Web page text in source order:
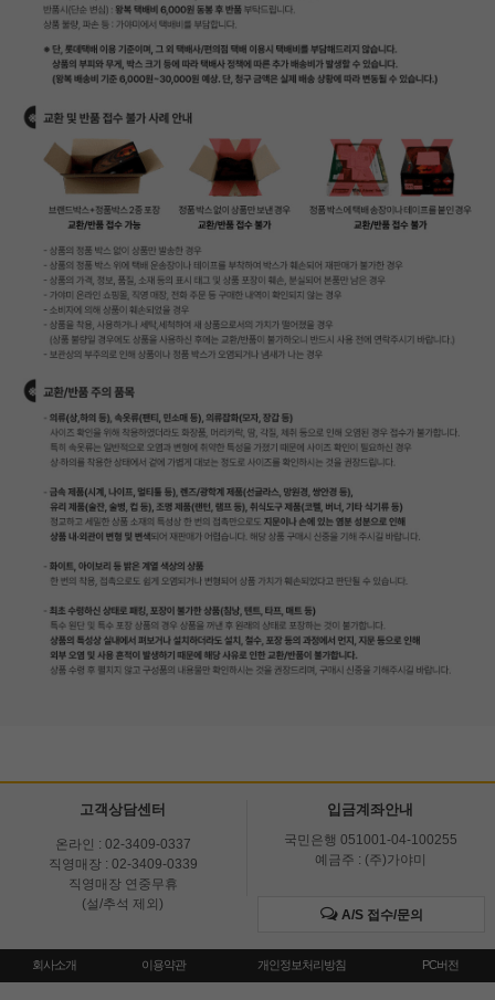
고객상담센터
온라인 : 02-3409-0337
직영매장 : 02-3409-0339
직영매장 연중무휴
(설/추석 제외)
입금계좌안내
국민은행 051001-04-100255
예금주 : (주)가야미
A/S 접수/문의
회사소개 이용약관 개인정보처리방침 PC버전